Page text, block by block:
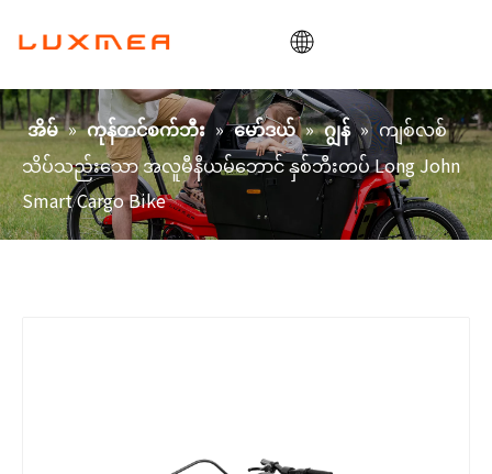
အိမ်
ကုမ္ပဏီ
ကုန်တင်ဘီး
ရှိမှာပေါ့။
အိမ် » ကုန်တင်စက်ဘီး » မော်ဒယ် » ဂျွန် » ကျစ်လစ်
သိပ်သည်းသော အလူမီနီယမ်ဘောင် နှစ်ဘီးတပ် Long John
Smart Cargo Bike